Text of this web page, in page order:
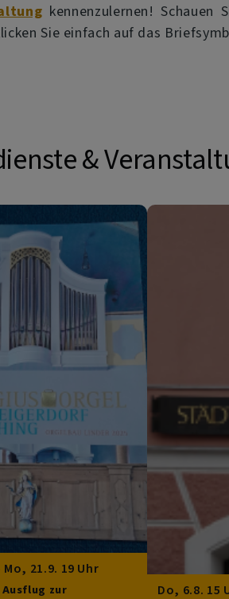
kennenzulernen!
Sie einfach auf das
&
21.9. 19 Uhr
Ausflug zur
Do, 6.8. 15